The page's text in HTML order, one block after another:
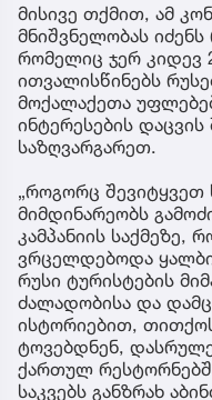
მისივე თქმით, ამ
მნიშვნელობას
რომელიც ჯერ კიდევ
ითვალისწინებს
მოქალაქეთა
ინტერესების
საზღვარგარეთ.
„როგორც შევიტყვეთ
მიმდინარეობს
კამპანიის საქმეზე,
ვრცელდებოდა
რუსი ტურისტების
ძალადობისა და
ისტორიებით,
ტოვებდნენ,
ქართულ
საკვებს განზრახ